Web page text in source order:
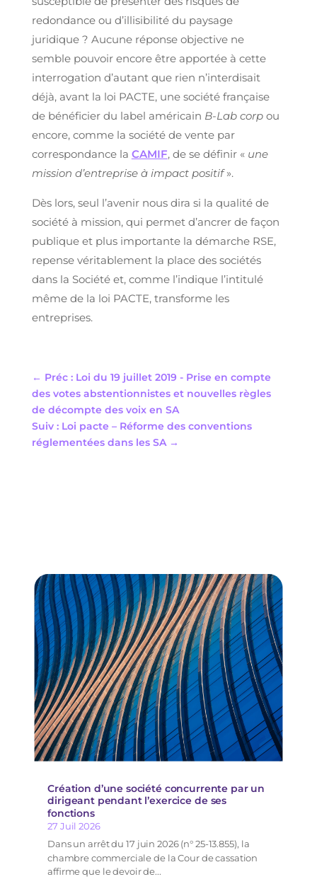
redondance ou d’illisibilité du paysage
juridique ? Aucune réponse objective ne
semble pouvoir encore être apportée à cette
interrogation d’autant que rien n’interdisait
déjà, avant la loi PACTE, une société française
de bénéficier du label américain B-Lab corpou
encore, comme la société de vente par
correspondance la CAMIF, de se définir « une
mission d’entreprise à impact positif».
Dès lors, seul l’avenir nous dira si la qualité de
société à mission, qui permet d’ancrer de façon
publique et plus importante la démarche RSE,
repense véritablement la place des sociétés
dans la Société et, comme l’indique l’intitulé
même de la loi PACTE, transforme les
entreprises.
← Préc : Loi du 19 juillet 2019 - Prise en compte
des votes abstentionnistes et nouvelles règles
de décompte des voix en SA
Suiv : Loi pacte – Réforme des conventions
réglementées dans les SA→
Création d’une société concurrente par un
dirigeant pendant l’exercice de ses
fonctions
27 Juil 2026
Dans un arrêt du 17 juin 2026 (n° 25-13.855), la
chambre commerciale de la Cour de cassation
affirme que le devoir de...